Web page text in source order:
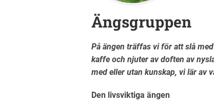
Ängsgruppen
På ängen träffas vi för att slå
kaffe och njuter av doften av
med eller utan kunskap, vi lär av
Den livsviktiga ängen